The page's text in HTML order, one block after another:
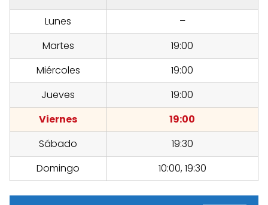
Lunes
–
Martes
19:00
Miércoles
19:00
Jueves
19:00
Viernes
19:00
Sábado
19:30
Domingo
10:00, 19:30